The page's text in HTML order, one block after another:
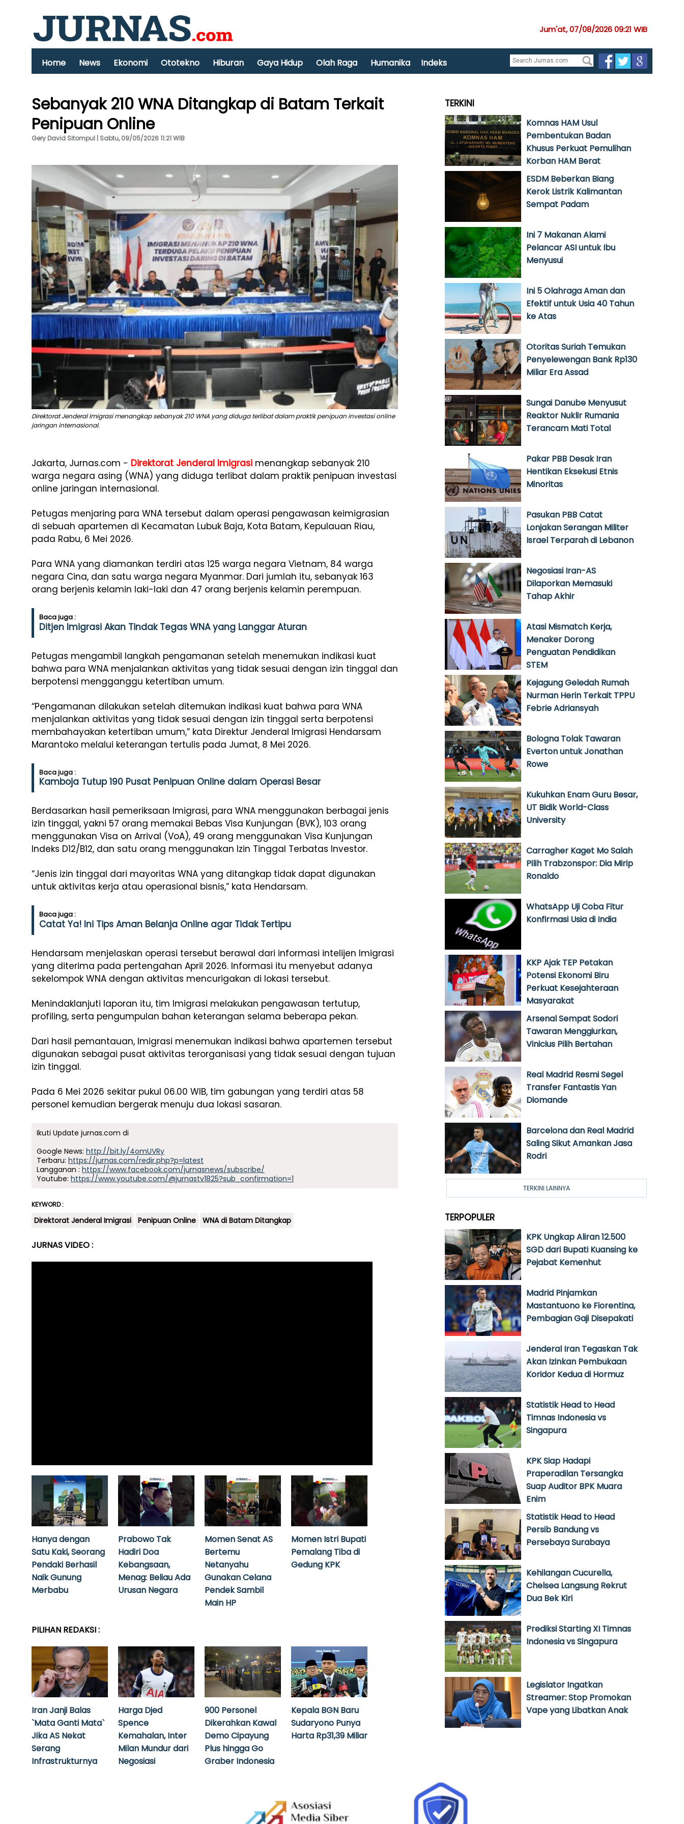
Jum'at, 07/08/2026 09:21 WIB
Home News Ekonomi Ototekno Hiburan Gaya Hidup Olah Raga Humanika Indeks
Sebanyak 210 WNA Ditangkap di Batam Terkait
Penipuan Online
Gery David Sitompul | Sabtu, 09/05/2026 11:21 WIB
Direktorat Jenderal Imigrasi menangkap sebanyak 210 WNA yang diduga terlibat dalam praktik penipuan investasi online
jaringan internasional.
Jakarta, Jurnas.com - Direktorat Jenderal Imigrasi menangkap sebanyak 210
warga negara asing (WNA) yang diduga terlibat dalam praktik penipuan investasi
online jaringan internasional.
Petugas menjaring para WNA tersebut dalam operasi pengawasan keimigrasian
di sebuah apartemen di Kecamatan Lubuk Baja, Kota Batam, Kepulauan Riau,
pada Rabu, 6 Mei 2026.
Para WNA yang diamankan terdiri atas 125 warga negara Vietnam, 84 warga
negara Cina, dan satu warga negara Myanmar. Dari jumlah itu, sebanyak 163
orang berjenis kelamin laki-laki dan 47 orang berjenis kelamin perempuan.
Baca juga :
Ditjen Imigrasi Akan Tindak Tegas WNA yang Langgar Aturan
Petugas mengambil langkah pengamanan setelah menemukan indikasi kuat
bahwa para WNA menjalankan aktivitas yang tidak sesuai dengan izin tinggal dan
berpotensi mengganggu ketertiban umum.
“Pengamanan dilakukan setelah ditemukan indikasi kuat bahwa para WNA
menjalankan aktivitas yang tidak sesuai dengan izin tinggal serta berpotensi
membahayakan ketertiban umum,” kata Direktur Jenderal Imigrasi Hendarsam
Marantoko melalui keterangan tertulis pada Jumat, 8 Mei 2026.
Baca juga :
Kamboja Tutup 190 Pusat Penipuan Online dalam Operasi Besar
Berdasarkan hasil pemeriksaan Imigrasi, para WNA menggunakan berbagai jenis
izin tinggal, yakni 57 orang memakai Bebas Visa Kunjungan (BVK), 103 orang
menggunakan Visa on Arrival (VoA), 49 orang menggunakan Visa Kunjungan
Indeks D12/B12, dan satu orang menggunakan Izin Tinggal Terbatas Investor.
“Jenis izin tinggal dari mayoritas WNA yang ditangkap tidak dapat digunakan
untuk aktivitas kerja atau operasional bisnis,” kata Hendarsam.
Baca juga :
Catat Ya! Ini Tips Aman Belanja Online agar Tidak Tertipu
Hendarsam menjelaskan operasi tersebut berawal dari informasi intelijen Imigrasi
yang diterima pada pertengahan April 2026. Informasi itu menyebut adanya
sekelompok WNA dengan aktivitas mencurigakan di lokasi tersebut.
Menindaklanjuti laporan itu, tim Imigrasi melakukan pengawasan tertutup,
profiling, serta pengumpulan bahan keterangan selama beberapa pekan.
Dari hasil pemantauan, Imigrasi menemukan indikasi bahwa apartemen tersebut
digunakan sebagai pusat aktivitas terorganisasi yang tidak sesuai dengan tujuan
izin tinggal.
Pada 6 Mei 2026 sekitar pukul 06.00 WIB, tim gabungan yang terdiri atas 58
personel kemudian bergerak menuju dua lokasi sasaran.
Ikuti Update jurnas.com di
Google News: http://bit.ly/4omUVRy
Terbaru: https://jurnas.com/redir.php?p=latest
Langganan : https://www.facebook.com/jurnasnews/subscribe/
Youtube: https://www.youtube.com/@jurnastv1825?sub_confirmation=1
KEYWORD :
Direktorat Jenderal Imigrasi Penipuan Online WNA di Batam Ditangkap
JURNAS VIDEO :
Hanya dengan
Satu Kaki, Seorang
Pendaki Berhasil
Naik Gunung
Merbabu
Prabowo Tak
Hadiri Doa
Kebangsaan,
Menag: Beliau Ada
Urusan Negara
Momen Senat AS
Bertemu
Netanyahu
Gunakan Celana
Pendek Sambil
Main HP
Momen Istri Bupati
Pemalang Tiba di
Gedung KPK
PILIHAN REDAKSI :
Iran Janji Balas
`Mata Ganti Mata`
Jika AS Nekat
Serang
Infrastrukturnya
Harga Djed
Spence
Kemahalan, Inter
Milan Mundur dari
Negosiasi
900 Personel
Dikerahkan Kawal
Demo Cipayung
Plus hingga Go
Graber Indonesia
Kepala BGN Baru
Sudaryono Punya
Harta Rp31,39 Miliar
TERKINI
Komnas HAM Usul
Pembentukan Badan
Khusus Perkuat Pemulihan
Korban HAM Berat
ESDM Beberkan Biang
Kerok Listrik Kalimantan
Sempat Padam
Ini 7 Makanan Alami
Pelancar ASI untuk Ibu
Menyusui
Ini 5 Olahraga Aman dan
Efektif untuk Usia 40 Tahun
ke Atas
Otoritas Suriah Temukan
Penyelewengan Bank Rp130
Miliar Era Assad
Sungai Danube Menyusut
Reaktor Nuklir Rumania
Terancam Mati Total
Pakar PBB Desak Iran
Hentikan Eksekusi Etnis
Minoritas
Pasukan PBB Catat
Lonjakan Serangan Militer
Israel Terparah di Lebanon
Negosiasi Iran-AS
Dilaporkan Memasuki
Tahap Akhir
Atasi Mismatch Kerja,
Menaker Dorong
Penguatan Pendidikan
STEM
Kejagung Geledah Rumah
Nurman Herin Terkait TPPU
Febrie Adriansyah
Bologna Tolak Tawaran
Everton untuk Jonathan
Rowe
Kukuhkan Enam Guru Besar,
UT Bidik World-Class
University
Carragher Kaget Mo Salah
Pilih Trabzonspor: Dia Mirip
Ronaldo
WhatsApp Uji Coba Fitur
Konfirmasi Usia di India
KKP Ajak TEP Petakan
Potensi Ekonomi Biru
Perkuat Kesejahteraan
Masyarakat
Arsenal Sempat Sodori
Tawaran Menggiurkan,
Vinicius Pilih Bertahan
Real Madrid Resmi Segel
Transfer Fantastis Yan
Diomande
Barcelona dan Real Madrid
Saling Sikut Amankan Jasa
Rodri
TERKINI LAINNYA
TERPOPULER
KPK Ungkap Aliran 12.500
SGD dari Bupati Kuansing ke
Pejabat Kemenhut
Madrid Pinjamkan
Mastantuono ke Fiorentina,
Pembagian Gaji Disepakati
Jenderal Iran Tegaskan Tak
Akan Izinkan Pembukaan
Koridor Kedua di Hormuz
Statistik Head to Head
Timnas Indonesia vs
Singapura
KPK Siap Hadapi
Praperadilan Tersangka
Suap Auditor BPK Muara
Enim
Statistik Head to Head
Persib Bandung vs
Persebaya Surabaya
Kehilangan Cucurella,
Chelsea Langsung Rekrut
Dua Bek Kiri
Prediksi Starting XI Timnas
Indonesia vs Singapura
Legislator Ingatkan
Streamer: Stop Promokan
Vape yang Libatkan Anak